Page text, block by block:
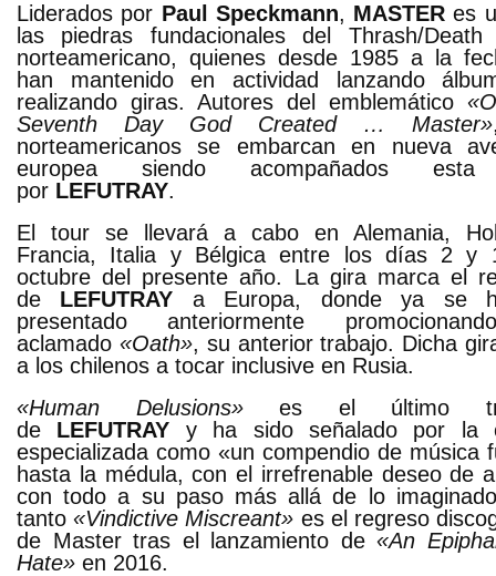
Liderados por Paul Speckmann, MASTER es
las piedras fundacionales del Thrash/Death
norteamericano, quienes desde 1985 a la
han mantenido en actividad lanzando
realizando giras. Autores del emblemático
Seventh Day God Created … Master»
norteamericanos se embarcan en nueva
europea siendo acompañados
por LEFUTRAY.
El tour se llevará a cabo en Alemania,
Francia, Italia y Bélgica entre los días 2 y
octubre del presente año. La gira marca el
de LEFUTRAY a Europa, donde ya se
presentado anteriormente
aclamado «Oath», su anterior trabajo. Dicha
a los chilenos a tocar inclusive en Rusia.
«Human Delusions»es el último
de LEFUTRAY y ha sido señalado por la
especializada como «un compendio de música
hasta la médula, con el irrefrenable deseo de
con todo a su paso más allá de lo
tanto«Vindictive Miscreant» es el regreso
de Master tras el lanzamiento de «An
Hate» en 2016.